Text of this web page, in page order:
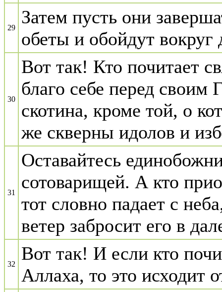
29
Затем пусть они
обеты и обойдут
30
Вот так! Кто почитает
благо себе перед своим
скотина, кроме той, о
же скверны идолов и
31
Оставайтесь
сотоварищей. А кто
тот словно падает с
ветер забросит его в
32
Вот так! И если кто
Аллаха, то это исходит